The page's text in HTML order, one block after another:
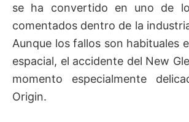
se ha convertido en uno de
comentados dentro de la
Aunque los fallos son habituales
espacial, el accidente del New
momento especialmente
Origin.